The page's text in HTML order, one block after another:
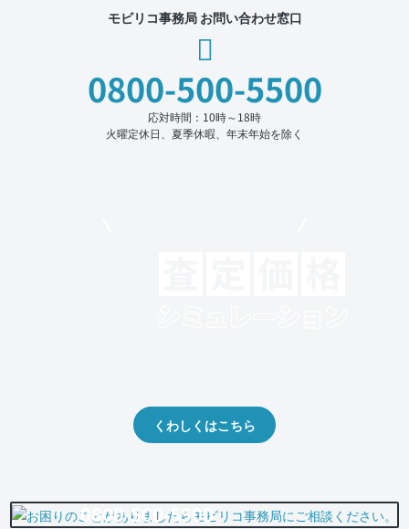
モビリコ事務局 お問い合わせ窓口
0800-500-5500
応対時間：10時～18時
火曜定休日、夏季休暇、年末年始を除く
くわしくはこちら
0800-500-5500